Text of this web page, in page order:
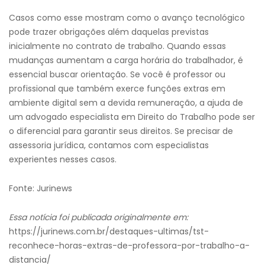
Casos como esse mostram como o avanço tecnológico
pode trazer obrigações além daquelas previstas
inicialmente no contrato de trabalho. Quando essas
mudanças aumentam a carga horária do trabalhador, é
essencial buscar orientação. Se você é professor ou
profissional que também exerce funções extras em
ambiente digital sem a devida remuneração, a ajuda de
um advogado especialista em Direito do Trabalho pode ser
o diferencial para garantir seus direitos. Se precisar de
assessoria jurídica, contamos com especialistas
experientes nesses casos.
Fonte: Jurinews
Essa notícia foi publicada originalmente em:
https://jurinews.com.br/destaques-ultimas/tst-
reconhece-horas-extras-de-professora-por-trabalho-a-
distancia/